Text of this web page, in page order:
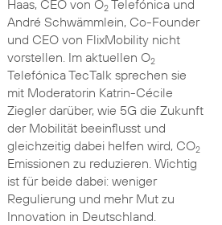
Haas, CEO von O2Telefónica und
André Schwämmlein, Co-Founder
und CEO von FlixMobility nicht
vorstellen. Im aktuellen O2
Telefónica TecTalk sprechen sie
mit Moderatorin Katrin-Cécile
Ziegler darüber, wie 5G die Zukunft
der Mobilität beeinflusst und
gleichzeitig dabei helfen wird, CO2
Emissionen zu reduzieren. Wichtig
ist für beide dabei: weniger
Regulierung und mehr Mut zu
Innovation in Deutschland.